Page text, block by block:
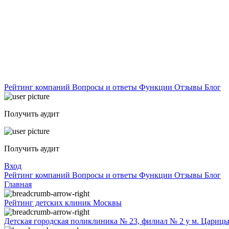
Рейтинг компаний Вопросы и ответы Функции Отзывы Блог
Получить аудит
Получить аудит
Вход
Рейтинг компаний Вопросы и ответы Функции Отзывы Блог
Главная
Рейтинг детских клиник Москвы
Детская городская поликлиника № 23, филиал № 2 у м.